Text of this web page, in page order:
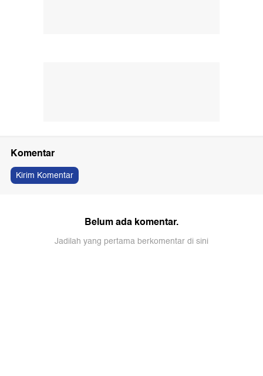
Komentar
Kirim Komentar
Belum ada komentar.
Jadilah yang pertama berkomentar di sini